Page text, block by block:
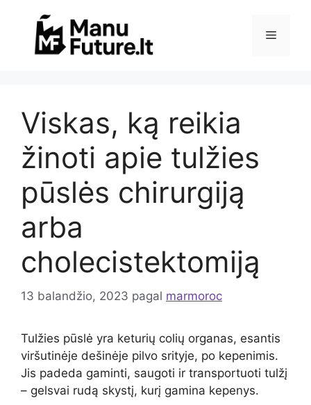
Meniu
Viskas, ką reikia
žinoti apie tulžies
pūslės chirurgiją
arba
cholecistektomiją
13 balandžio, 2023 pagal marmoroc
Tulžies pūslė yra keturių colių organas, esantis
viršutinėje dešinėje pilvo srityje, po kepenimis.
Jis padeda gaminti, saugoti ir transportuoti tulžį
– gelsvai rudą skystį, kurį gamina kepenys.